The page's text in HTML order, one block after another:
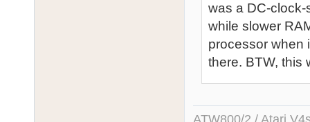
was a DC-
while slower
processor when
there. BTW, this